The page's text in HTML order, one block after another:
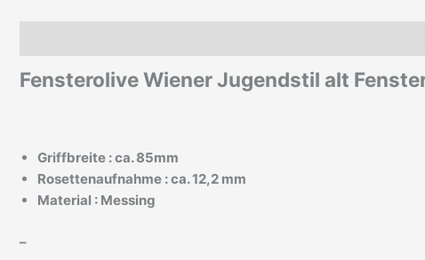
Fensterolive Wiener Jugendstil alt
Griffbreite : ca. 85mm
Rosettenaufnahme : ca. 12,2 mm
Material : Messing
–